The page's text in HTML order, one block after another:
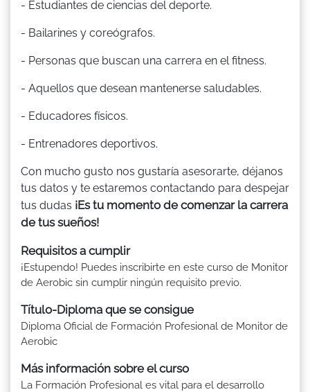
- Estudiantes de ciencias del deporte.
- Bailarines y coreógrafos.
- Personas que buscan una carrera en el fitness.
- Aquellos que desean mantenerse saludables.
- Educadores físicos.
- Entrenadores deportivos.
Con mucho gusto nos gustaría asesorarte, déjanos
tus datos y te estaremos contactando para despejar
tus dudas ¡Es tu momento de comenzar la carrera
de tus sueños!
Requisitos a cumplir
¡Estupendo! Puedes inscribirte en este curso de Monitor
de Aerobic sin cumplir ningún requisito previo.
Título-Diploma que se consigue
Diploma Oficial de Formación Profesional de Monitor de
Aerobic
Más información sobre el curso
La Formación Profesional es vital para el desarrollo